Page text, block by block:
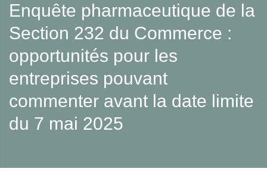
Enquête pharmaceutique de la
Section 232 du Commerce :
opportunités pour les
entreprises pouvant
commenter avant la date limite
du 7 mai 2025